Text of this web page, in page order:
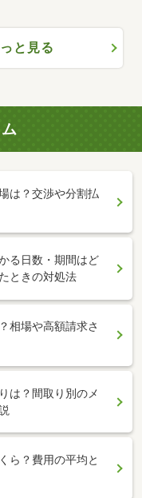
と見る
は？交渉や分割払
る日数・期間はど
ときの対処法
相場や高額請求さ
は？間取り別のメ
ら？費用の平均と